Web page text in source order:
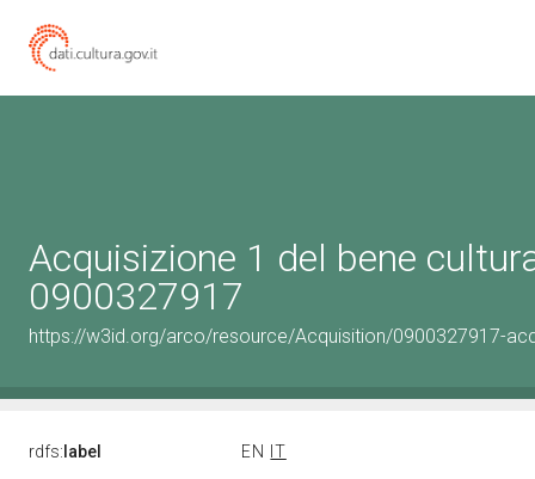
Acquisizione 1 del bene
0900327917
https://w3id.org/arco/resource/Acquisition/0900327917-
rdfs: label EN
IT